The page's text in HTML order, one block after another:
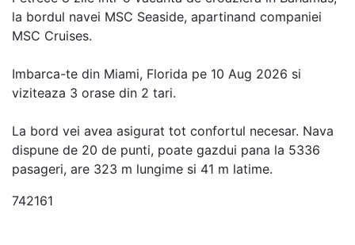
la bordul navei MSC Seaside, apartinand companiei
MSC Cruises.
Imbarca-te din Miami, Florida pe 10 Aug 2026 si
viziteaza 3 orase din 2 tari.
La bord vei avea asigurat tot confortul necesar. Nava
dispune de 20 de punti, poate gazdui pana la 5336
pasageri, are 323 m lungime si 41 m latime.
742161